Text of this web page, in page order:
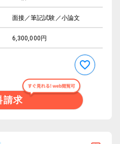
面接／筆記試験／小論文
6,300,000円
請求